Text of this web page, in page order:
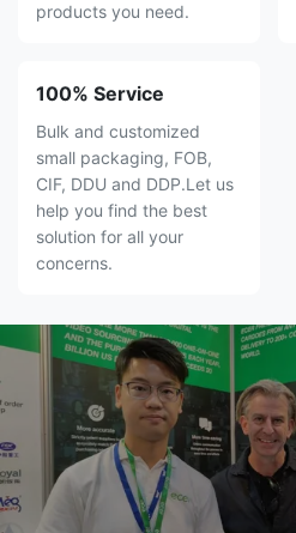
products you need.
100% Service
Bulk and customized
small packaging, FOB,
CIF, DDU and DDP.Let us
help you find the best
solution for all your
concerns.